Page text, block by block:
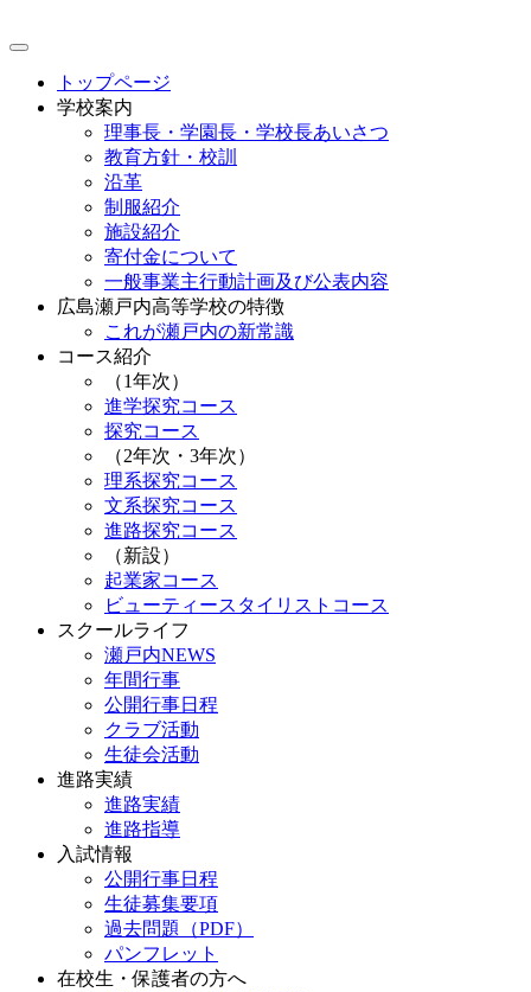
トップページ
学校案内
理事長・学園長・学校長あいさつ
教育方針・校訓
沿革
制服紹介
施設紹介
寄付金について
一般事業主行動計画及び公表内容
広島瀬戸内高等学校の特徴
これが瀬戸内の新常識
コース紹介
（1年次）
進学探究コース
探究コース
（2年次・3年次）
理系探究コース
文系探究コース
進路探究コース
（新設）
起業家コース
ビューティースタイリストコース
スクールライフ
瀬戸内NEWS
年間行事
公開行事日程
クラブ活動
生徒会活動
進路実績
進路実績
進路指導
入試情報
公開行事日程
生徒募集要項
過去問題（PDF）
パンフレット
在校生・保護者の方へ